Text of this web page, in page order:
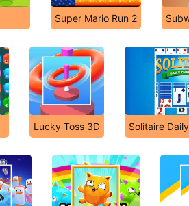
Super Mario Run 2
Lucky Toss 3D Solitaire